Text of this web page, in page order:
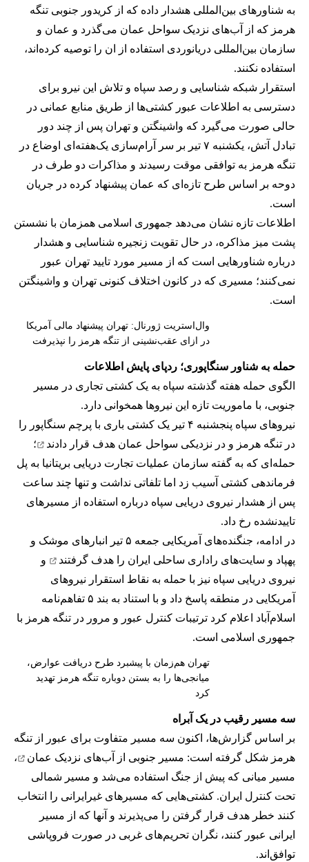
به شناورهای بین‌المللی هشدار داده که از کریدور جنوبی تنگه
هرمز که از آب‌های نزدیک سواحل عمان می‌گذرد و عمان و
سازمان بین‌المللی دریانوردی استفاده از ان را توصیه کرده‌اند،
استفاده نکنند.
استقرار شبکه شناسایی و رصد سپاه و تلاش این نیرو برای
دسترسی به اطلاعات عبور کشتی‌ها از طریق منابع عمانی در
حالی صورت می‌گیرد که واشینگتن و تهران پس از چند دور
تبادل آتش، یکشنبه ۷ تیر بر سر آرام‌سازی یک‌هفته‌ای اوضاع در
تنگه هرمز به توافقی موقت رسیدند و مذاکرات دو طرف در
دوحه بر اساس طرح تازه‌ای که عمان پیشنهاد کرده در جریان
است.
اطلاعات تازه نشان می‌دهد جمهوری اسلامی همزمان با نشستن
پشت میز مذاکره، در حال تقویت زنجیره شناسایی و هشدار
درباره شناورهایی است که از مسیر مورد تایید تهران عبور
نمی‌کنند؛ مسیری که در کانون اختلاف کنونی تهران و واشینگتن
است.
وال‌استریت ژورنال: تهران پیشنهاد مالی آمریکا
در ازای عقب‌نشینی از تنگه هرمز را نپذیرفت
حمله به شناور سنگاپوری؛ ردپای پایش اطلاعات
الگوی حمله هفته گذشته سپاه به یک کشتی تجاری در مسیر
جنوبی، با ماموریت تازه این نیروها همخوانی دارد.
نیروهای سپاه پنجشنبه ۴ تیر یک کشتی باری با پرچم سنگاپور را
در تنگه هرمز و در نزدیکی سواحل عمان هدف قرار دادند
؛
حمله‌ای که به گفته سازمان عملیات تجارت دریایی بریتانیا به پل
فرماندهی کشتی آسیب زد اما تلفاتی نداشت و تنها چند ساعت
پس از هشدار نیروی دریایی سپاه درباره استفاده از مسیرهای
تاییدنشده رخ داد.
در ادامه، جنگنده‌های آمریکایی جمعه ۵ تیر انبارهای موشک و
پهپاد و سایت‌های راداری ساحلی ایران را هدف گرفتند
و
نیروی دریایی سپاه نیز با حمله به نقاط استقرار نیروهای
آمریکایی در منطقه پاسخ داد و با استناد به بند ۵ تفاهم‌نامه
اسلام‌آباد اعلام کرد ترتیبات کنترل عبور و مرور در تنگه هرمز با
جمهوری اسلامی است.
تهران هم‌زمان با پیشبرد طرح دریافت عوارض،
میانجی‌ها را به بستن دوباره تنگه هرمز تهدید
کرد
سه مسیر رقیب در یک آبراه
بر اساس گزارش‌ها، اکنون سه مسیر متفاوت برای عبور از تنگه
هرمز شکل گرفته است: مسیر جنوبی از
آب‌های نزدیک عمان
،
مسیر میانی که پیش از جنگ استفاده می‌شد و مسیر شمالی
تحت کنترل ایران. کشتی‌هایی که مسیرهای غیرایرانی را انتخاب
کنند خطر هدف قرار گرفتن را می‌پذیرند و آنها که از مسیر
ایرانی عبور کنند، نگران تحریم‌های غربی در صورت فروپاشی
توافق‌اند.